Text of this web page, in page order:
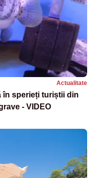
Actualitate
în sperieți turiștii din
- VIDEO